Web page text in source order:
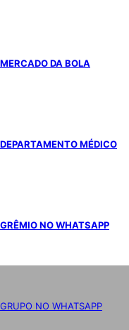
MERCADO DA BOLA
DEPARTAMENTO MÉDICO
GRÊMIO NO WHATSAPP
GRUPO NO WHATSAPP